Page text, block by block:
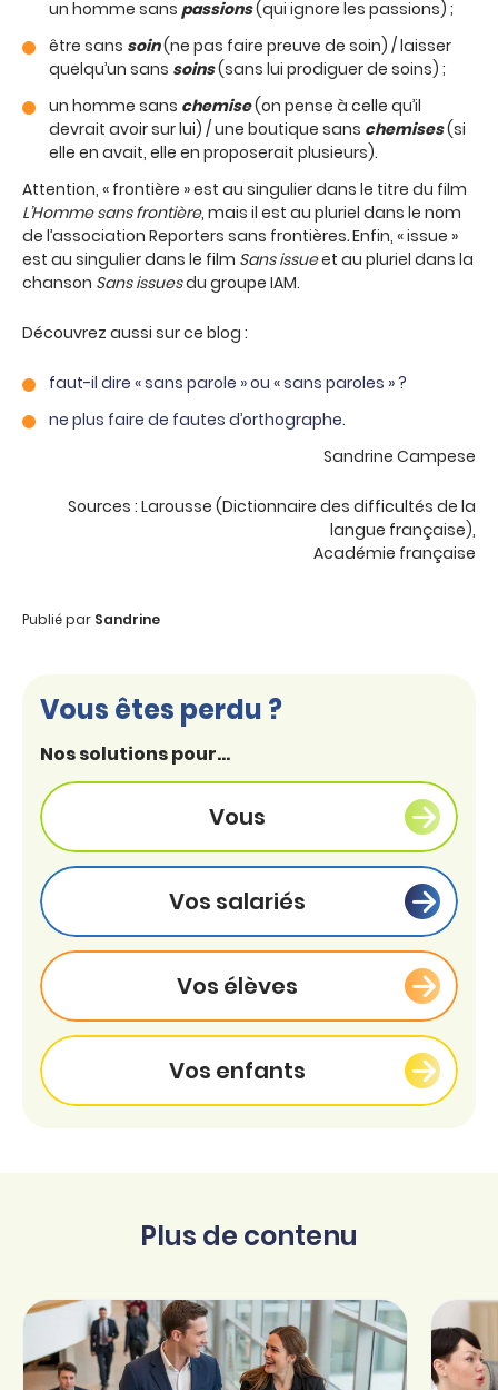
un homme sans passions(qui ignore les passions) ;
être sans soin(ne pas faire preuve de soin) / laisser
quelqu’un sans soins(sans lui prodiguer de soins) ;
un homme sans chemise(on pense à celle qu’il
devrait avoir sur lui) / une boutique sans chemises(si
elle en avait, elle en proposerait plusieurs).
Attention, « frontière » est au singulier dans le titre du film
L’Homme sans frontière, mais il est au pluriel dans le nom
de l’association Reporters sans frontières.Enfin, « issue »
est au singulier dans le film Sans issueet au pluriel dans la
chanson Sans issuesdu groupe IAM.
Découvrez aussi sur ce blog :
faut-il dire « sans parole » ou « sans paroles » ?
ne plus faire de fautes d’orthographe.
Sandrine Campese
Sources : Larousse (Dictionnaire des difficultés de la
langue française),
Académie française
Publié par Sandrine
Vous êtes perdu ?
Nos solutions pour...
Vous
Vos salariés
Vos élèves
Vos enfants
Plus de contenu